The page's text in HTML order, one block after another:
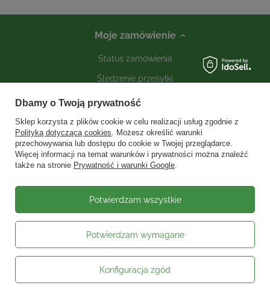
Moje zamówienie
Status zamówienia
Śledzenie przesyłki
Kontakt
Moje konto
Informacje
Social media
W sklepie prezentujemy ceny brutto (z VAT).Stawki VAT dla konsumentów z
Dbamy o Twoją prywatność
Sklep korzysta z plików cookie w celu realizacji usług zgodnie z
Polityką dotyczącą cookies. Możesz określić warunki
przechowywania lub dostępu do cookie w Twojej przeglądarce.
Więcej informacji na temat warunków i prywatności można znaleźć
także na stronie Prywatność i warunki Google.
Potwierdzam wymagane
Konfiguracja zgód
Potwierdzam wszystkie